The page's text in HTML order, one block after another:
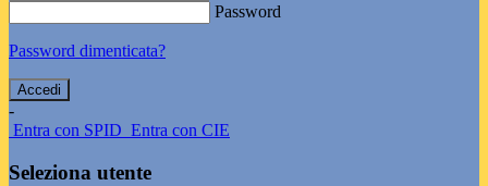
Password
Password dimenticata?
-
Entra con SPID Entra con CIE
Seleziona utente